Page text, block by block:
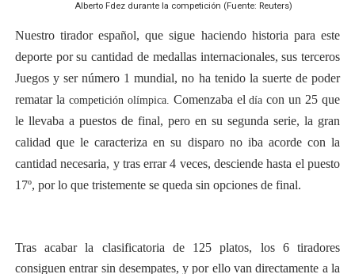
Alberto Fdez durante la competición (Fuente: Reuters)
Nuestro tirador español, que sigue haciendo historia para este
deporte por su cantidad de medallas internacionales, sus terceros
Juegos y ser número 1 mundial, no ha tenido la suerte de poder
rematar la competición olímpica. Comenzaba eldía con un 25 que
le llevaba a puestos de final, pero en su segunda serie, la gran
calidad que le caracteriza en su disparo no iba acorde con la
cantidad necesaria, y tras errar 4 veces, desciende hasta el puesto
17º, por lo que tristemente se queda sin opciones de final.
Tras acabar la clasificatoria de 125 platos, los 6 tiradores
consiguen entrar sin desempates, y por ello van directamente a la